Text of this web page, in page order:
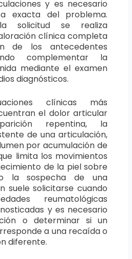
y es necesario
exacta del problema.
la solicitud se realiza
clínica completa
de los antecedentes
complementar la
mediante el examen
diagnósticos.
clínicas más
el dolor articular
repentina, la
de una articulación,
por acumulación de
limita los movimientos
de la piel sobre
la sospecha de una
suele solicitarse cuando
reumatológicas
y es necesario
o determinar si un
a una recaída o
diferente.